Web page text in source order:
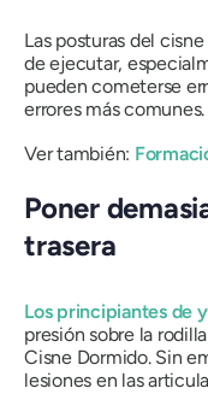
Las posturas del
de ejecutar,
pueden cometerse
errores más comunes.
Ver también:
Poner
trasera
Los principiantes de
presión sobre la
Cisne Dormido. Sin
lesiones en las